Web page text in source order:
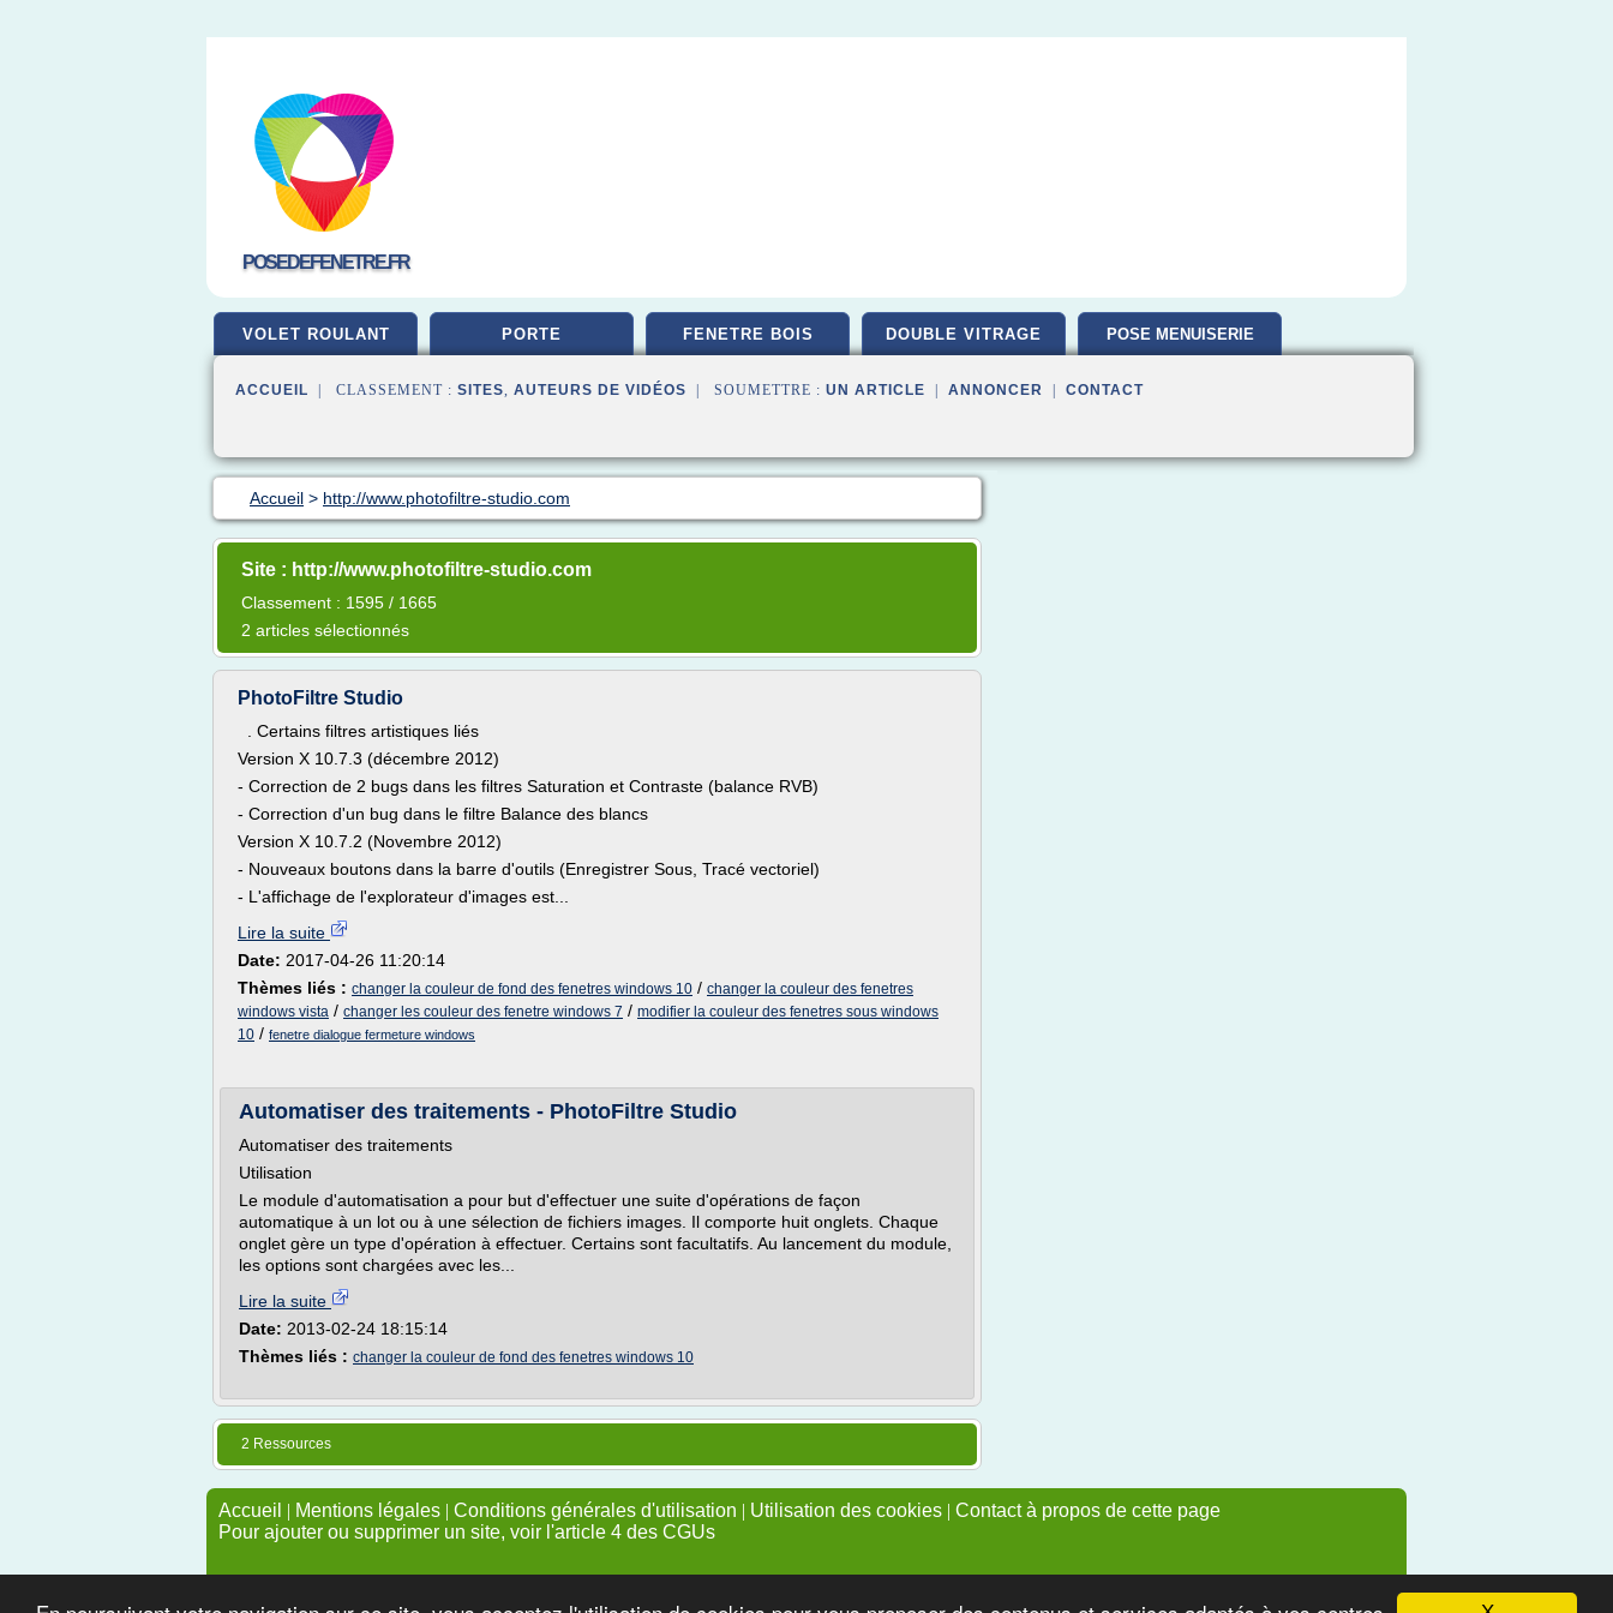
POSEDEFENETRE.FR
VOLET ROULANT PORTE FENETRE BOIS DOUBLE VITRAGE POSE MENUISERIE
ACCUEIL | CLASSEMENT : SITES, AUTEURS DE VIDÉOS | SOUMETTRE : UN ARTICLE ANNONCER CONTACT
Accueil > http://www.photofiltre-studio.com
Site : http://www.photofiltre-studio.com
Classement : 1595 / 1665
2 articles sélectionnés
PhotoFiltre Studio
. Certains filtres artistiques liés
Version X 10.7.3 (décembre 2012)
- Correction de 2 bugs dans les filtres Saturation et Contraste (balance RVB)
- Correction d'un bug dans le filtre Balance des blancs
Version X 10.7.2 (Novembre 2012)
- Nouveaux boutons dans la barre d'outils (Enregistrer Sous, Tracé vectoriel)
- L'affichage de l'explorateur d'images est...
Lire la suite
Date: 2017-04-26 11:20:14
Thèmes liés : changer la couleur de fond des fenetres windows 10 / changer la couleur des fenetres
windows vista / changer les couleur des fenetre windows 7 / modifier la couleur des fenetres sous windows
10 / fenetre dialogue fermeture windows
Automatiser des traitements - PhotoFiltre Studio
Automatiser des traitements
Utilisation
Le module d'automatisation a pour but d'effectuer une suite d'opérations de façon
automatique à un lot ou à une sélection de fichiers images. Il comporte huit onglets. Chaque
onglet gère un type d'opération à effectuer. Certains sont facultatifs. Au lancement du module,
les options sont chargées avec les...
Lire la suite
Date: 2013-02-24 18:15:14
Thèmes liés : changer la couleur de fond des fenetres windows 10
2 Ressources
Accueil | Mentions légales | Conditions générales d'utilisation | Utilisation des cookies | Contact à propos de cette page
Pour ajouter ou supprimer un site, voir l'article 4 des CGUs